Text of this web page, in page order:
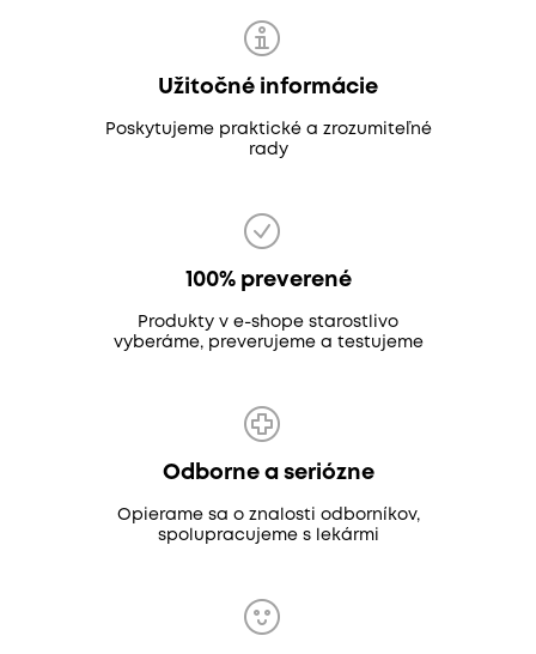
Užitočné informácie
Poskytujeme praktické a zrozumiteľné
rady
100% preverené
Produkty v e-shope starostlivo
vyberáme, preverujeme a testujeme
Odborne a seriózne
Opierame sa o znalosti odborníkov,
spolupracujeme s lekármi